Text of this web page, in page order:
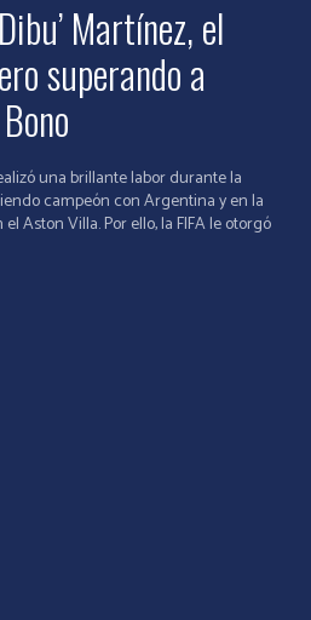
Martínez, el
superando a
una brillante labor durante la
campeón con Argentina y en la
Aston Villa. Por ello, la FIFA le otorgó